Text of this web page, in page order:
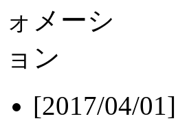
[2017/04/01]